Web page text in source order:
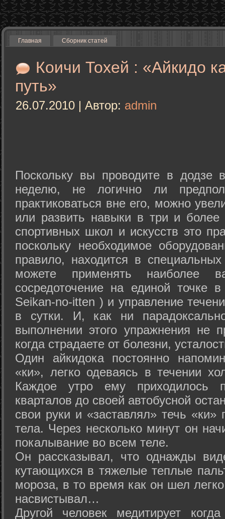
Главная Сборник статей
Коичи Тохей : «Айкидо
путь»
26.07.2010 | Автор: admin
Поскольку вы проводите в додзе
неделю, не логично ли
практиковаться вне его, можно
или развить навыки в три и
спортивных школ и искусств это
поскольку необходимое
правило, находится в
можете применять наиболее
сосредоточение на единой точке
Seikan-­no-­itten ) и управление
в сутки. И, как ни
выполнении этого упражнения не
когда страдаете от болезни,
Один айкидока постоянно
«ки», легко одеваясь в течении
Каждое утро ему приходилось
кварталов до своей автобусной
свои руки и «заставлял» течь «ки»
тела. Через несколько минут он
покалывание во всем теле.
Он рассказывал, что однажды
кутающихся в тяжелые теплые
мороза, в то время как он шел
насвистывал…
Другой человек медитирует